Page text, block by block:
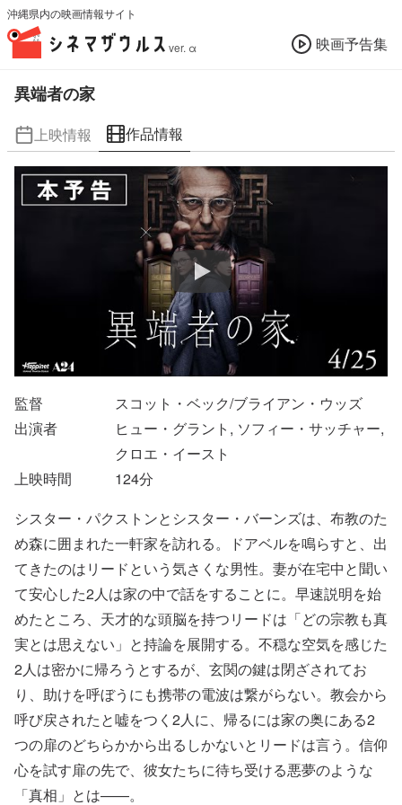
沖縄県内の映画情報サイト
ver. α 映画予告集
異端者の家
上映情報 作品情報
監督
スコット・ベック/ブライアン・ウッズ
出演者
ヒュー・グラント, ソフィー・サッチャー,
クロエ・イースト
上映時間
124分
シスター・パクストンとシスター・バーンズは、布教のた
め森に囲まれた一軒家を訪れる。ドアベルを鳴らすと、出
てきたのはリードという気さくな男性。妻が在宅中と聞い
て安心した2人は家の中で話をすることに。早速説明を始
めたところ、天才的な頭脳を持つリードは「どの宗教も真
実とは思えない」と持論を展開する。不穏な空気を感じた
2人は密かに帰ろうとするが、玄関の鍵は閉ざされてお
り、助けを呼ぼうにも携帯の電波は繋がらない。教会から
呼び戻されたと嘘をつく2人に、帰るには家の奥にある2
つの扉のどちらかから出るしかないとリードは言う。信仰
心を試す扉の先で、彼女たちに待ち受ける悪夢のような
「真相」とは——。